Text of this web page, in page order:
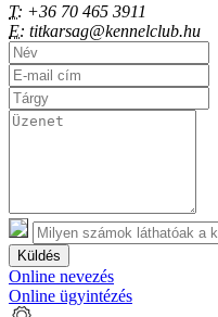
T: +36 70 465 3911
E: titkarsag@kennelclub.hu
Küldés
Online nevezés
Online ügyintézés